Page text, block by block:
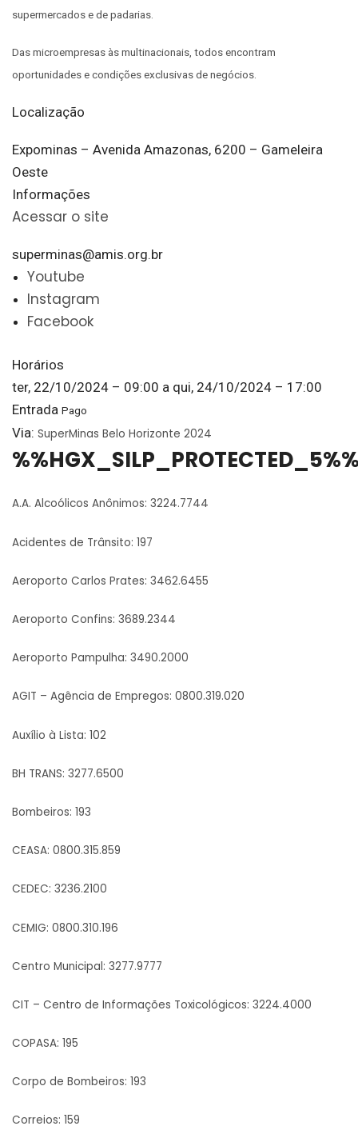
supermercados e de padarias.
Das microempresas às multinacionais, todos encontram
oportunidades e condições exclusivas de negócios.
Localização
Expominas – Avenida Amazonas, 6200 – Gameleira
Oeste
Informações
Acessar o site
superminas@amis.org.br
Youtube
Instagram
Facebook
Horários
ter, 22/10/2024 – 09:00 a qui, 24/10/2024 – 17:00
Entrada Pago
Via: SuperMinas Belo Horizonte 2024
A.A. Alcoólicos Anônimos: 3224.7744
Acidentes de Trânsito: 197
Aeroporto Carlos Prates: 3462.6455
Aeroporto Confins: 3689.2344
Aeroporto Pampulha: 3490.2000
AGIT – Agência de Empregos: 0800.319.020
Auxílio à Lista: 102
BH TRANS: 3277.6500
Bombeiros: 193
CEASA: 0800.315.859
CEDEC: 3236.2100
CEMIG: 0800.310.196
Centro Municipal: 3277.9777
CIT – Centro de Informações Toxicológicos: 3224.4000
COPASA: 195
Corpo de Bombeiros: 193
Correios: 159